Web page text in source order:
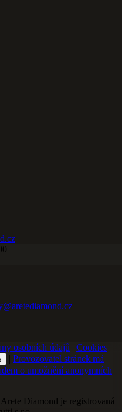
osobních údajů | Cookies
| Provozovatel stránek má
o umožnění anonymních
Diamond je registrovaná